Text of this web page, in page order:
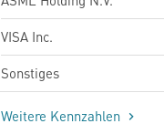
VISA Inc.
Sonstiges
Weitere Kennzahlen